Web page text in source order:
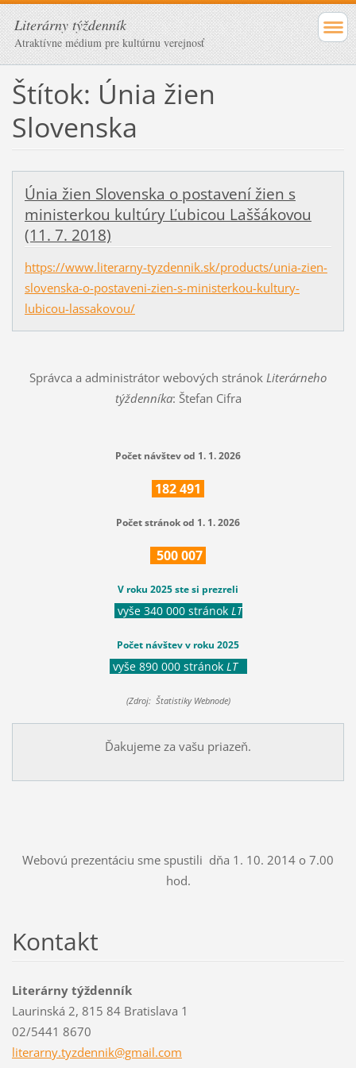
Literárny týždenník
Atraktívne médium pre kultúrnu verejnosť
Štítok: Únia žien
Slovenska
Únia žien Slovenska o postavení žien s
ministerkou kultúry Ľubicou Laššákovou
(11. 7. 2018)
https://www.literarny-tyzdennik.sk/products/unia-zien-
slovenska-o-postaveni-zien-s-ministerkou-kultury-
lubicou-lassakovou/
Správca a administrátor webových stránok Literárneho
týždenníka: Štefan Cifra
Počet návštev od 1. 1. 2026
182491
Počet stránok od 1. 1. 2026
500007
V roku 2025 ste si prezreli
vyše 340 000 stránok LT
Počet návštev v roku 2025
vyše 890 000 stránok LT
(Zdroj: Štatistiky Webnode)
Ďakujeme za vašu priazeň.
Webovú prezentáciu sme spustili dňa 1. 10. 2014 o 7.00
hod.
Kontakt
Literárny týždenník
Laurinská 2, 815 84 Bratislava 1
02/5441 8670
literarny.tyzdennik@gmail.com